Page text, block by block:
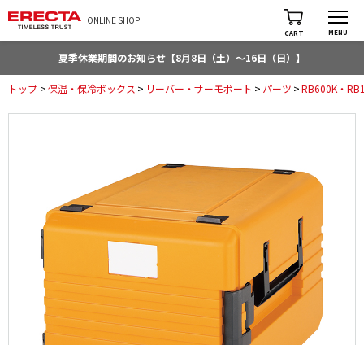
ONLINE SHOP
CART MENU
夏季休業期間のお知らせ【8月8日（土）～16日（日）】
トップ >保温・保冷ボックス > リーバー・サーモポート > パーツ >RB600K・